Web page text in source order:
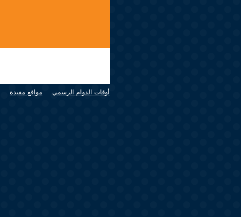
مواقع مفيدة أوقات الدوام الرسمي